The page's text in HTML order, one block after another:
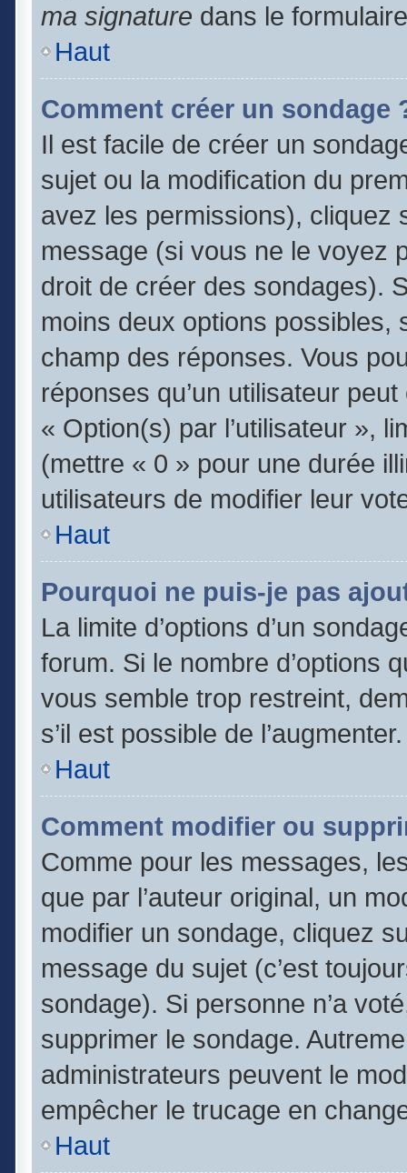
ma signature dans le
Haut
Comment créer un sondage
Il est facile de créer un
sujet ou la modification du
avez les permissions), cliquez
message (si vous ne le voyez
droit de créer des sondages).
moins deux options possibles,
champ des réponses. Vous
réponses qu’un utilisateur
« Option(s) par l’utilisateur »,
(mettre « 0 » pour une durée
utilisateurs de modifier leur
Haut
Pourquoi ne puis-je pas
La limite d’options d’un
forum. Si le nombre d’options
vous semble trop restreint,
s’il est possible de l’augmenter.
Haut
Comment modifier ou
Comme pour les messages,
que par l’auteur original, un
modifier un sondage, cliquez
message du sujet (c’est
sondage). Si personne n’a
supprimer le sondage.
administrateurs peuvent le
empêcher le trucage en
Haut